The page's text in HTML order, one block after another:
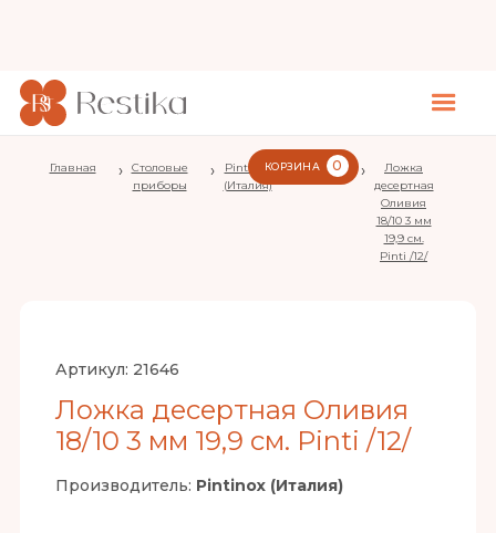
КОРЗИНА 0
Главная ›
Столовые
приборы
›
Pintinox
(Италия)
› Olivia ›
Ложка
десертная
Оливия
18/10 3 мм
19,9 см.
Pinti /12/
Артикул: 21646
Ложка десертная Оливия
18/10 3 мм 19,9 см. Pinti /12/
Производитель: Pintinox (Италия)